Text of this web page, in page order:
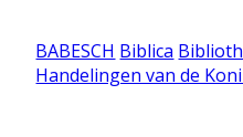
BABESCH Biblica
Handelingen van de